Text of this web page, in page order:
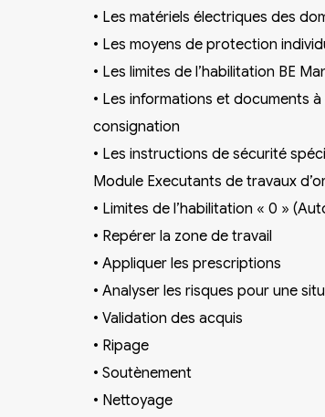
• Les matériels électriques des
• Les moyens de protection
• Les limites de l’habilitation BE
• Les informations et documents
consignation
• Les instructions de sécurité
Module Executants de travaux
• Limites de l’habilitation « 0 »
• Repérer la zone de travail
• Appliquer les prescriptions
• Analyser les risques pour une
• Validation des acquis
• Ripage
• Soutènement
• Nettoyage